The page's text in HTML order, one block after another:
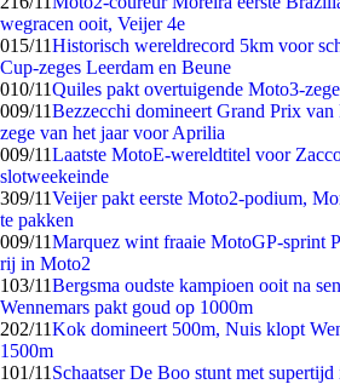
wegracen ooit, Veijer 4e
015/11Historisch wereldrecord 5km voor
Cup-zeges Leerdam en Beune
010/11Quiles pakt overtuigende Moto3-
009/11Bezzecchi domineert Grand Prix
zege van het jaar voor Aprilia
009/11Laatste MotoE-wereldtitel voor
slotweekeinde
309/11Veijer pakt eerste Moto2-podium,
te pakken
009/11Marquez wint fraaie MotoGP-sprint
rij in Moto2
103/11Bergsma oudste kampioen ooit na
Wennemars pakt goud op 1000m
202/11Kok domineert 500m, Nuis klopt
1500m
101/11 Schaatser De Boo stunt met